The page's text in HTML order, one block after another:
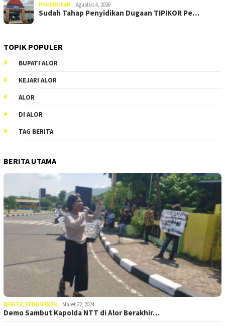
PENDIDIKAN Agustus 4, 2026
Sudah Tahap Penyidikan Dugaan TIPIKOR Pe…
TOPIK POPULER
BUPATI ALOR
KEJARI ALOR
ALOR
DI ALOR
TAG BERITA
BERITA UTAMA
BERITA, PENDIDIKAN Maret 22, 2024
Demo Sambut Kapolda NTT di Alor Berakhir…